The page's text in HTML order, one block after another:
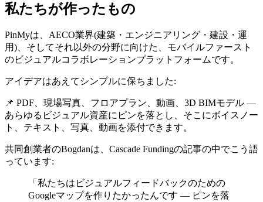
私たちが作ったもの
PinMyは、AECO業界(建築・エンジニアリング・建設・運
用)、そしてそれ以外の分野に向けた、モバイルファースト
のビジュアルコラボレーションプラットフォームです。
アイデアはあえてシンプルに保ちました:
📌 PDF、現場写真、フロアプラン、動画、3D BIMモデル ―
あらゆるビジュアル資産にピンを落とし、そこにボイスノー
ト、テキスト、写真、動画を添付できます。
共同創業者のBogdanは、Cascade Fundingの記事の中でこう語
っています:
「私たちはビジュアルフィードバックのための
Googleマップを作りたかったんです ― ピンを落